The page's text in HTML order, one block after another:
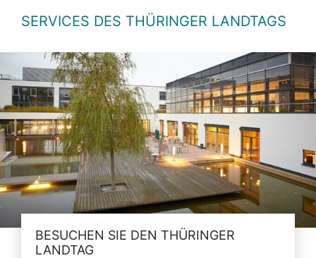
SERVICES DES THÜRINGER LANDTAGS
BESUCHEN SIE DEN THÜRINGER
LANDTAG